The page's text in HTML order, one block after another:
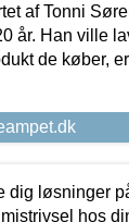
af Tonni
år. Han ville
de køber,
dig løsninger
hos